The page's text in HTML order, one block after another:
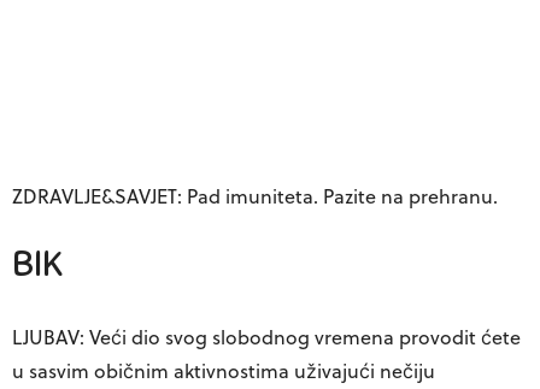
ZDRAVLJE&SAVJET: Pad imuniteta. Pazite na prehranu.
BIK
LJUBAV: Veći dio svog slobodnog vremena provodit ćete
u sasvim običnim aktivnostima uživajući nečiju